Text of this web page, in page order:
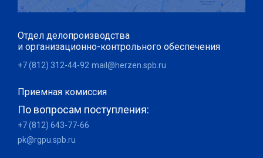
Отдел делопроизводства
и организационно-контрольного обеспечения
+7 (812) 312-44-92 mail@herzen.spb.ru
Приемная комиссия
По вопросам поступления:
+7 (812) 643-77-66
pk@rgpu.spb.ru